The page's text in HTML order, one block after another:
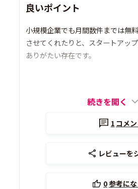
良いポイント
小規模企業でも月間数件までは無
させてくれたりと、スタートアッ
ありがたい存在です。
続きを開く
1 コメ
レビューを
0参考に